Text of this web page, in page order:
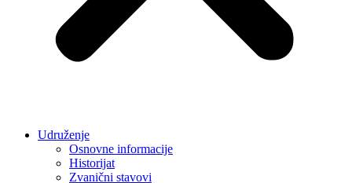
Udruženje
Osnovne informacije
Historijat
Zvanični stavovi